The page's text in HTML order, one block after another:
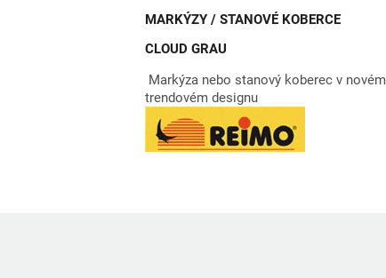
MARKÝZY / STANOVÉ KOBERCE
CLOUD GRAU
Markýza nebo stanový koberec v novém
trendovém designu